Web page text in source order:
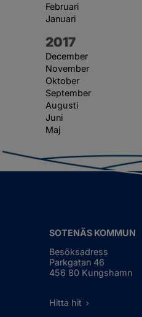
Februari
Januari
År:
2017
December
November
Oktober
September
Augusti
Juni
Maj
SOTENÄS KOMMUN
Besöksadress
Parkgatan 46
456 80 Kungshamn
Hitta hit